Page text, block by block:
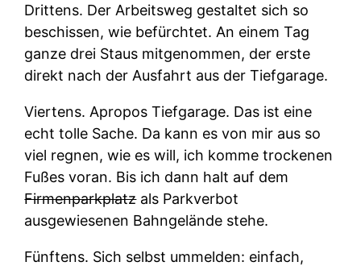
Drittens. Der Arbeitsweg gestaltet sich so
beschissen, wie befürchtet. An einem Tag
ganze drei Staus mitgenommen, der erste
direkt nach der Ausfahrt aus der Tiefgarage.
Viertens. Apropos Tiefgarage. Das ist eine
echt tolle Sache. Da kann es von mir aus so
viel regnen, wie es will, ich komme trockenen
Fußes voran. Bis ich dann halt auf dem
Firmenparkplatzals Parkverbot
ausgewiesenen Bahngelände stehe.
Fünftens. Sich selbst ummelden: einfach,